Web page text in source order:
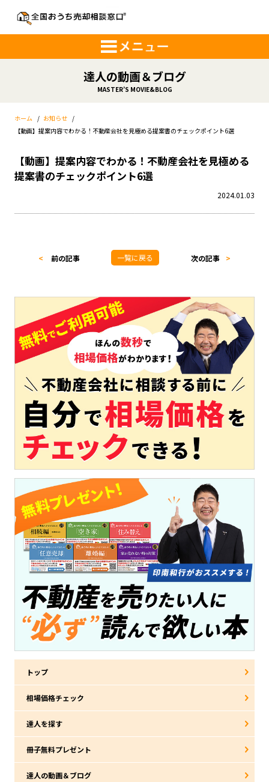
達人の動画＆ブログ
MASTER’S MOVIE&BLOG
ホーム / お知らせ
/
【動画】提案内容でわかる！不動産会社を見極める提案書のチェックポイント6選
【動画】提案内容でわかる！不動産会社を見極める
提案書のチェックポイント6選
2024.01.03
< 前の記事 次の記事 >
一覧に戻る
トップ
相場価格チェック
達人を探す
冊子無料プレゼント
達人の動画＆ブログ